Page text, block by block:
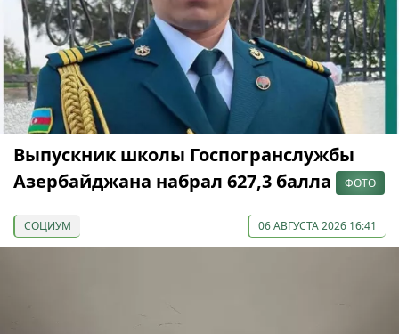
Выпускник школы Госпогранслужбы
Азербайджана набрал 627,3 балла
ФОТО
СОЦИУМ 06 АВГУСТА 2026 16:41